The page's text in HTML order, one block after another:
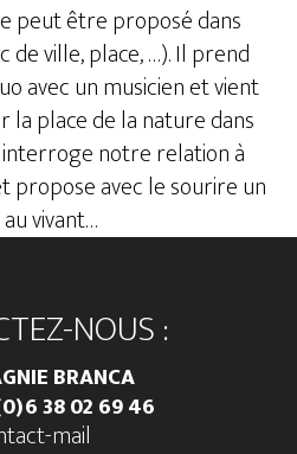
peut être proposé dans
de ville, place, …). Il prend
avec un musicien et vient
la place de la nature dans
interroge notre relation à
propose avec le sourire un
vivant…
NOUS :
BRANCA
6 38 02 69 46
mail